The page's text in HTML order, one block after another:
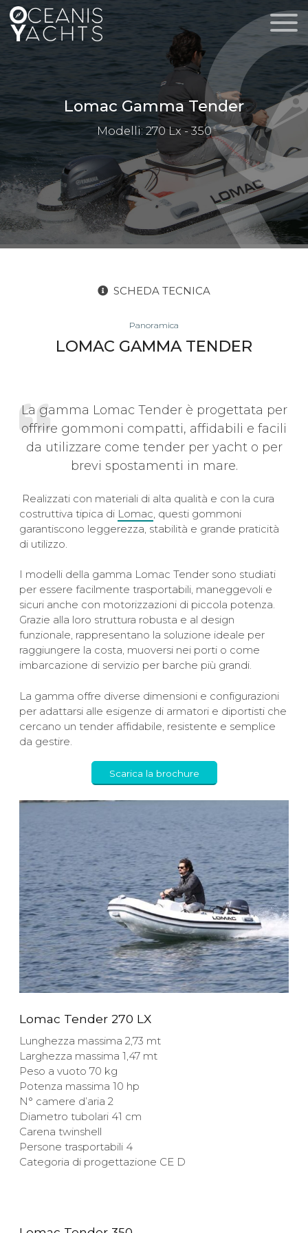
Lomac Gamma Tender
Modelli: 270 Lx - 350
SCHEDA TECNICA
Panoramica
LOMAC GAMMA TENDER
La gamma Lomac Tender è progettata per
offrire gommoni compatti, affidabili e facili
da utilizzare come tender per yacht o per
brevi spostamenti in mare.
Realizzati con materiali di alta qualità e con la cura
costruttiva tipica di Lomac , questi gommoni
garantiscono leggerezza, stabilità e grande praticità
di utilizzo.
I modelli della gamma Lomac Tender sono studiati
per essere facilmente trasportabili, maneggevoli e
sicuri anche con motorizzazioni di piccola potenza.
Grazie alla loro struttura robusta e al design
funzionale, rappresentano la soluzione ideale per
raggiungere la costa, muoversi nei porti o come
imbarcazione di servizio per barche più grandi.
La gamma offre diverse dimensioni e configurazioni
per adattarsi alle esigenze di armatori e diportisti che
cercano un tender affidabile, resistente e semplice
da gestire.
Scarica la brochure
Lomac Tender 270 LX
Lunghezza massima 2,73 mt
Larghezza massima 1,47 mt
Peso a vuoto 70 kg
Potenza massima 10 hp
N° camere d’aria 2
Diametro tubolari 41 cm
Carena twinshell
Persone trasportabili 4
Categoria di progettazione CE D